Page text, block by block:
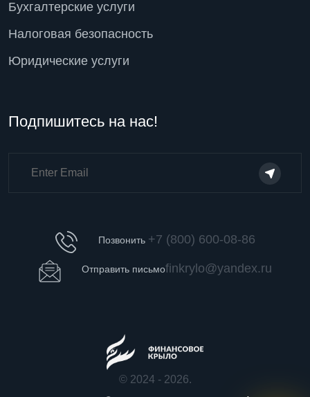
Бухгалтерские услуги
Налоговая безопасность
Юридические услуги
Подпишитесь на нас!
Позвонить +7 (800) 600-08-86
Отправить письмоfinkrylo@yandex.ru
© 2024 - 2026.